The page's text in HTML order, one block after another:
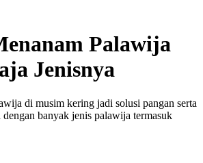
Palawija
Jenisnya
di musim kering jadi solusi pangan serta
banyak jenis palawija termasuk